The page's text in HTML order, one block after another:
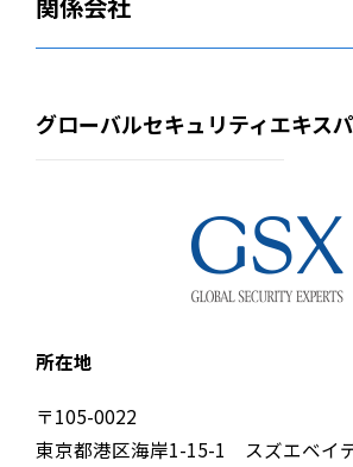
グローバルセキュリティエキス
所在地
〒105-0022
東京都港区海岸1-15-1 スズエベイ